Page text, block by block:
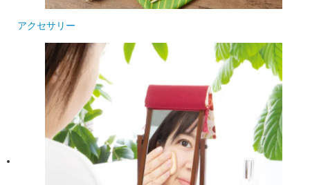
アクセサリー